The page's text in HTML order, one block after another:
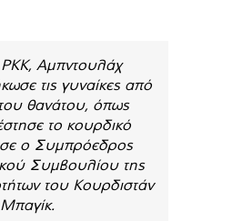
Αμπντουλάχ
τις γυναίκες από
θανάτου, όπως
το κουρδικό
ο Συμπρόεδρος
Συμβουλίου της
του Κουρδιστάν